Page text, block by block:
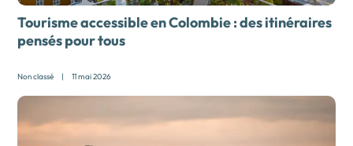
Tourisme accessible en Colombie : des itinéraires
pensés pour tous
Non classé | 11 mai 2026